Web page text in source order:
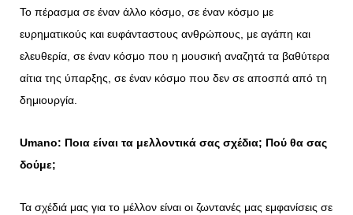
Το πέρασμα σε έναν άλλο κόσμο, σε έναν κόσμο με
ευρηματικούς και ευφάνταστους ανθρώπους, με αγάπη και
ελευθερία, σε έναν κόσμο που η μουσική αναζητά τα βαθύτερα
αίτια της ύπαρξης, σε έναν κόσμο που δεν σε αποσπά από τη
δημιουργία.
Umano: Ποια είναι τα μελλοντικά σας σχέδια; Πού θα σας
δούμε;
Τα σχέδιά μας για το μέλλον είναι οι ζωντανές μας εμφανίσεις σε